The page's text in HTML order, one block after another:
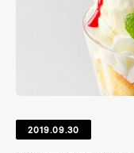
2019.09.30